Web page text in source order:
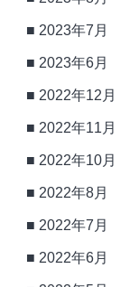
2023年7月
2023年6月
2022年12月
2022年11月
2022年10月
2022年8月
2022年7月
2022年6月